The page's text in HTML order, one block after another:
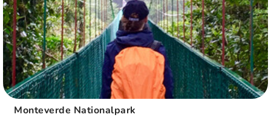
Monteverde Nationalpark